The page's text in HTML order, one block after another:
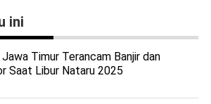
ini
Jawa Timur Terancam Banjir dan
Saat Libur Nataru 2025